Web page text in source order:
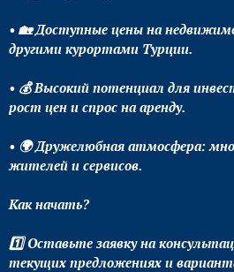
• 🏡 Доступные цены на
другими курортами Турции.
• 💰 Высокий потенциал для
рост цен и спрос на аренду.
• 🌍 Дружелюбная атмосфера:
жителей и сервисов.
Как начать?
1️⃣ Оставьте заявку на
текущих предложениях и